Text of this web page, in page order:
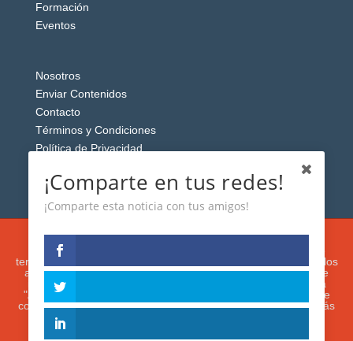
Formación
Eventos
Nosotros
Enviar Contenidos
Contacto
Términos y Condiciones
Política de Privacidad
Esta web usa cookies analíticas y publicitarias (propias y de
terceros) para analizar el tráfico y personalizar el contenido y los
anuncios que le mostremos de acuerdo con su navegación e
intereses, buscando así mejorar su experiencia. Si presiona
"Aceptar" o continúa navegando, acepta su utilización. Puede
configurar o rechazar su uso presionando "Configuración". Más
¡Comparte en tus redes!
¡Comparte esta noticia con tus amigos!